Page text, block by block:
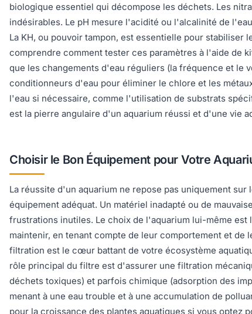
biologique essentiel qui décompose les déchets. Les
indésirables. Le pH mesure l'acidité ou l'alcalinité de
La KH, ou pouvoir tampon, est essentielle pour stabiliser
comprendre comment tester ces paramètres à l'aide de
que les changements d'eau réguliers (la fréquence et le
conditionneurs d'eau pour éliminer le chlore et les
l'eau si nécessaire, comme l'utilisation de substrats
est la pierre angulaire d'un aquarium réussi et d'une vie
Choisir le Bon Équipement pour Votre
La réussite d'un aquarium ne repose pas uniquement
équipement adéquat. Un matériel inadapté ou de
frustrations inutiles. Le choix de l'aquarium lui-même
maintenir, en tenant compte de leur comportement et de
filtration est le cœur battant de votre écosystème
rôle principal du filtre est d'assurer une filtration
déchets toxiques) et parfois chimique (adsorption des
menant à une eau trouble et à une accumulation de
pour la croissance des plantes aquatiques si vous optez